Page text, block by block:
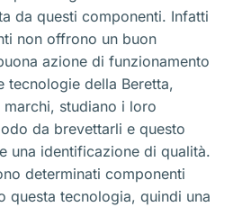
da questi componenti. Infatti
non offrono un buon
azione di funzionamento
tecnologie della Beretta,
studiano i loro
da brevettarli e questo
una identificazione di qualità.
determinati componenti
questa tecnologia, quindi una